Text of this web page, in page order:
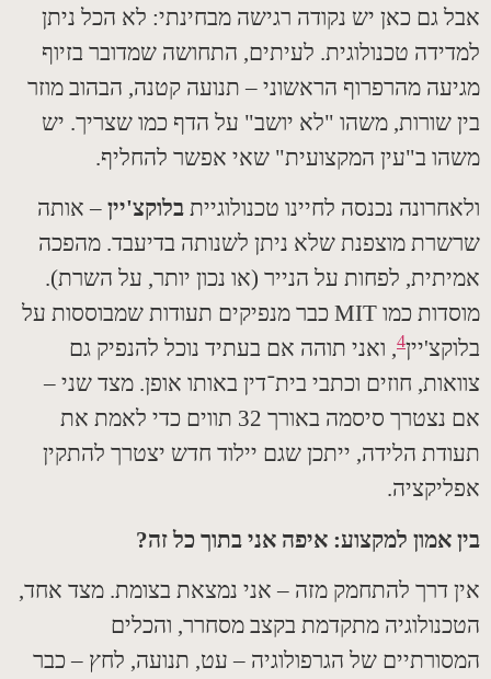
גם כאן יש נקודה רגישה מבחינתי:לא הכל ניתן
טכנולוגית.לעיתים,התחושה שמדובר בזיוף
מהרפרוף הראשוני – תנועה קטנה,הבהוב מוזר
שורות,משהו"לא יושב"על הדף כמו שצריך.יש
ב"עין המקצועית"שאי אפשר להחליף.
נכנסה לחיינו טכנולוגייתבלוקצ'יין– אותה
מוצפנת שלא ניתן לשנותה בדיעבד.מהפכה
,לפחות על הנייר(או נכון יותר ,על השרת).
כמו MIT כבר מנפיקים תעודות שמבוססות על
'יין4
,ואני תוהה אם בעתיד נוכל להנפיק גם
,חוזים וכתבי בית־דין באותו אופן .מצד שני –
סיסמה באורך32 תווים כדי לאמת את
הלידה,ייתכן שגם יילוד חדש יצטרך להתקין
.
אמון למקצוע:איפה אני בתוך כל זה?
דרך להתחמק מזה – אני נמצאת בצומת.מצד אחד ,
מתקדמת בקצב מסחרר,והכלים
של הגרפולוגיה – עט, תנועה,לחץ – כבר